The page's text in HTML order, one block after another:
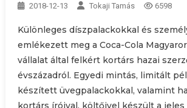
2018-12-13 Tokaji Tamás 6598
Különleges díszpalackokkal és
emlékezett meg a Coca-Cola
vállalat által felkért kortárs hazai
évszázadról. Egyedi mintás, limitált
készített üvegpalackokkal, valamint
kortárs íróival, költőivel készült a jeles